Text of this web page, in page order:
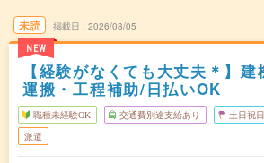
未読
NEW
掲載日 2026/08/05
【経験がなくても大丈夫＊】建
運搬・工程補助/日払いOK
職種未経験OK 交通費別途支給あり 土日祝
派遣